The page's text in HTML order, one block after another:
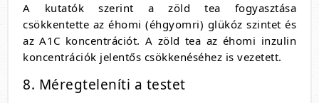
A kutatók szerint a zöld tea fogyasztása
csökkentette az éhomi (éhgyomri) glükóz szintet és
az A1C koncentrációt. A zöld tea az éhomi inzulin
koncentrációk jelentős csökkenéséhez is vezetett.
8. Méregteleníti a testet